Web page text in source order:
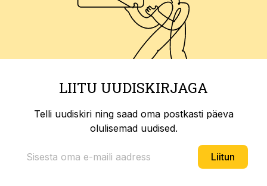
LIITU UUDISKIRJAGA
Telli uudiskiri ning saad oma postkasti päeva
olulisemad uudised.
Liitun